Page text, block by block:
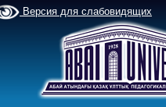
Версия для слабовидящих